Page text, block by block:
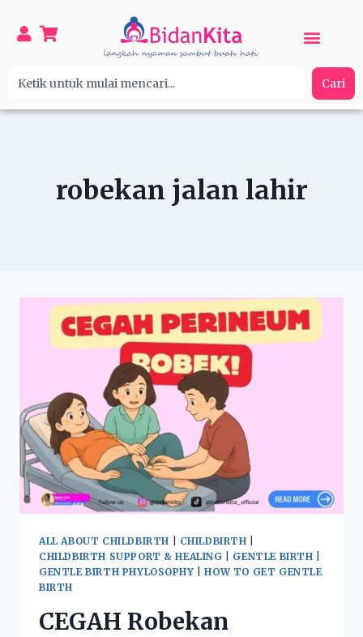
Cari
robekan jalan lahir
ALL ABOUT CHILDBIRTH CHILDBIRTH
CHILDBIRTH SUPPORT & HEALING
GENTLE BIRTH
GENTLE BIRTH PHYLOSOPHY |HOW TO GET GENTLE
BIRTH
CEGAH Robekan